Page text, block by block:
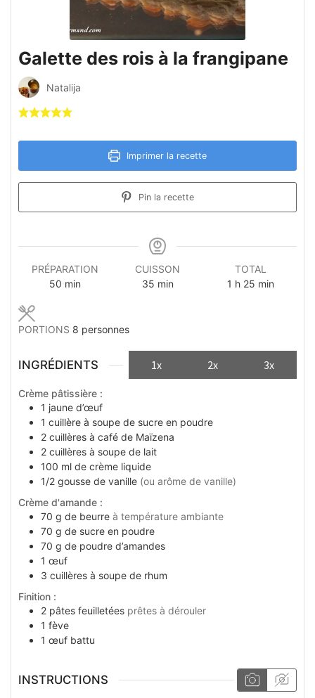
Galette des rois à la frangipane
Natalija
Imprimer la recette
Pin la recette
PRÉPARATION
50minutes
min
CUISSON
35minutes
min
TOTAL
1 heure
h 25minutes
min
PORTIONS 8 personnes
INGRÉDIENTS 1x 2x 3x
Crème pâtissière :
1 jaune d’œuf
1 cuillère à soupe de sucre en poudre
2 cuillères à café de Maïzena
2 cuillères à soupe de lait
100 ml de crème liquide
1/2 gousse de vanille (ou arôme de vanille)
Crème d'amande :
70 g de beurre à température ambiante
70 g de sucre en poudre
70 g de poudre d’amandes
1 œuf
3 cuillères à soupe de rhum
Finition :
2 pâtes feuilletées prêtes à dérouler
1 fève
1 œuf battu
INSTRUCTIONS